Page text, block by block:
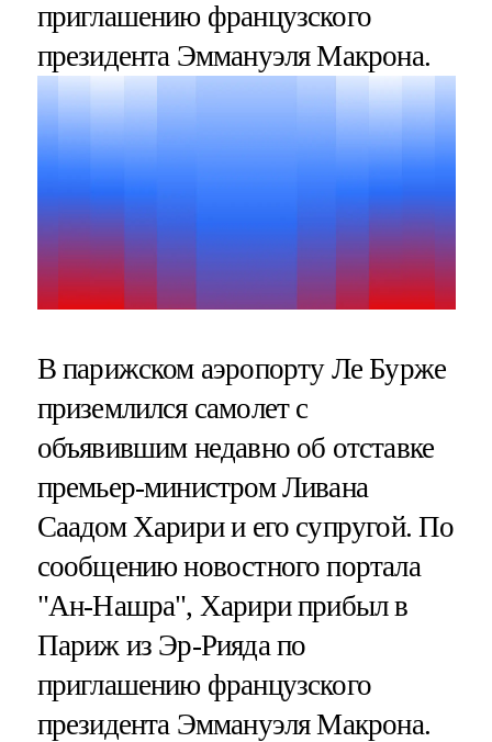
приглашению французского
президента Эммануэля Макрона.
В парижском аэропорту Ле Бурже
приземлился самолет с
объявившим недавно об отставке
премьер-министром Ливана
Саадом Харири и его супругой. По
сообщению новостного портала
"Ан-Нашра", Харири прибыл в
Париж из Эр-Рияда по
приглашению французского
президента Эммануэля Макрона.